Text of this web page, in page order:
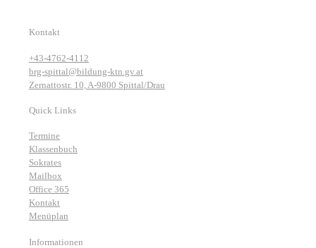
Kontakt
+43-4762-4112
brg-spittal@bildung-ktn.gv.at
Zernattostr. 10, A-9800 Spittal/Drau
Quick Links
Termine
Klassenbuch
Sokrates
Mailbox
Office 365
Kontakt
Menüplan
Informationen